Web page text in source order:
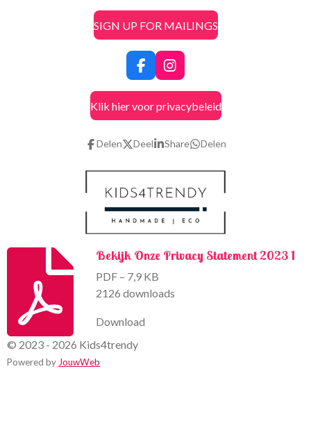
SIGN UP FOR MAILINGS
F
a
e
b
o
I
n
t
a
r
Klik hier voor privacybeleid
Delen Deel Share Delen
Bekijk Onze Privacy Statement 2023 1
PDF – 7,9 KB
2126 downloads
Download
© 2023 - 2026 Kids4trendy
Powered by JouwWeb